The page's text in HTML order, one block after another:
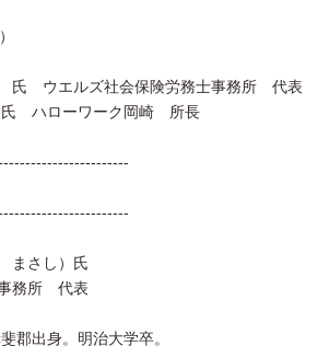
エルズ社会保険労務士事務所 代表
ローワーク岡崎 所長
さし）氏
務所 代表
郡出身。明治大学卒。